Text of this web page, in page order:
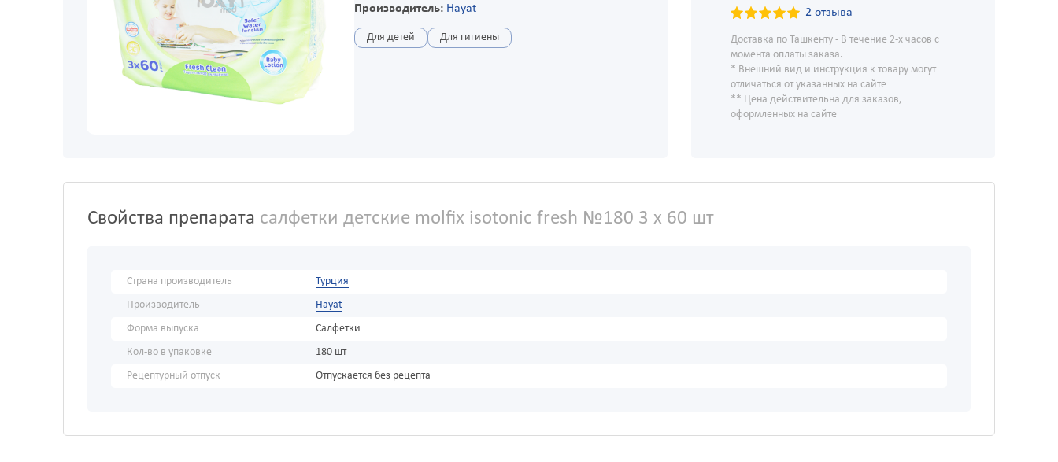
Производитель: Hayat
Для детей Для гигиены
2 отзыва
Доставка по Ташкенту - В течение 2-х часов с
момента оплаты заказа.
* Внешний вид и инструкция к товару могут
отличаться от указанных на сайте
** Цена действительна для заказов,
оформленных на сайте
Свойства препарата салфетки детские molfix isotonic fresh №180 3 х 60 шт
Страна производитель
Турция
Производитель
Hayat
Форма выпуска
Салфетки
Кол-во в упаковке
180 шт
Рецептурный отпуск
Отпускается без рецепта